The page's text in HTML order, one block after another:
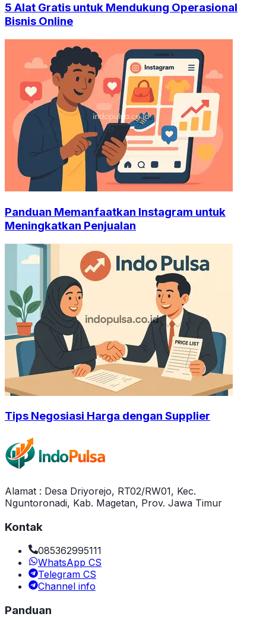
5 Alat Gratis untuk Mendukung Operasional
Bisnis Online
Panduan Memanfaatkan Instagram untuk
Meningkatkan Penjualan
Tips Negosiasi Harga dengan Supplier
Alamat : Desa Driyorejo, RT02/RW01, Kec.
Nguntoronadi, Kab. Magetan, Prov. Jawa Timur
Kontak
085362995111
WhatsApp CS
Telegram CS
Channel info
Panduan